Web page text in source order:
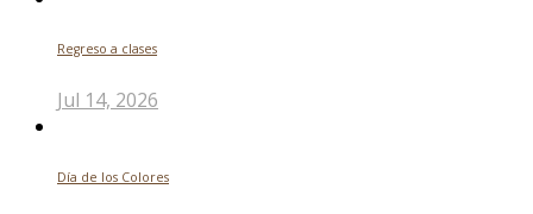
Regreso a clases
Jul 14, 2026
Día de los Colores